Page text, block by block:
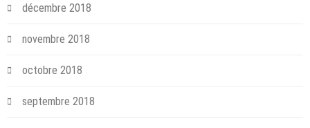
décembre 2018
novembre 2018
octobre 2018
septembre 2018